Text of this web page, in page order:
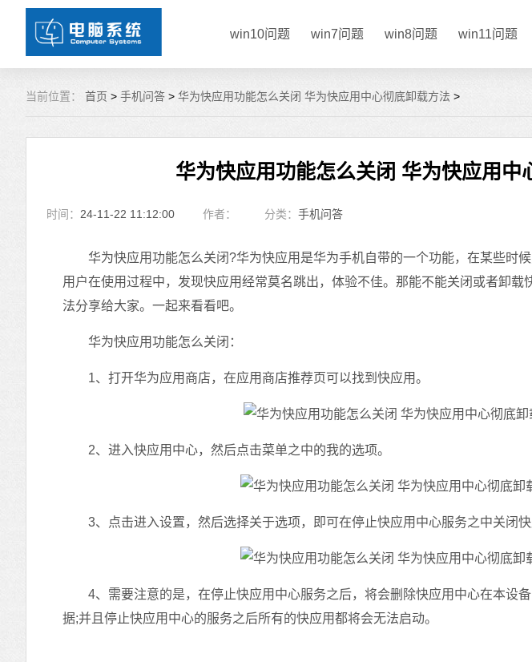
win10问题 win7问题 win8问题 win11问题
当前位置： 首页 > 手机问答 > 华为快应用功能怎么关闭 华为快应用中心彻底卸载方法 >
华为快应用功能怎么关闭 华为快应用中
时间： 24-11-22 11:12:00 作者： 分类： 手机问答
华为快应用功能怎么关闭?华为快应用是华为手机自带的一个功能，在某些时
用户在使用过程中，发现快应用经常莫名跳出，体验不佳。那能不能关闭或者卸载
法分享给大家。一起来看看吧。
华为快应用功能怎么关闭：
1、打开华为应用商店，在应用商店推荐页可以找到快应用。
2、进入快应用中心，然后点击菜单之中的我的选项。
3、点击进入设置，然后选择关于选项，即可在停止快应用中心服务之中关闭快
4、需要注意的是，在停止快应用中心服务之后，将会删除快应用中心在本设
据;并且停止快应用中心的服务之后所有的快应用都将会无法启动。